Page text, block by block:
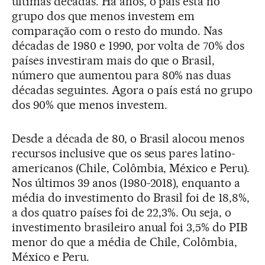
grupo dos que menos investem em
comparação com o resto do mundo. Nas
décadas de 1980 e 1990, por volta de 70% dos
países investiram mais do que o Brasil,
número que aumentou para 80% nas duas
décadas seguintes. Agora o país está no grupo
dos 90% que menos investem.
Desde a década de 80, o Brasil alocou menos
recursos inclusive que os seus pares latino-
americanos (Chile, Colômbia, México e Peru).
Nos últimos 39 anos (1980-2018), enquanto a
média do investimento do Brasil foi de 18,8%,
a dos quatro países foi de 22,3%. Ou seja, o
investimento brasileiro anual foi 3,5% do PIB
menor do que a média de Chile, Colômbia,
México e Peru.